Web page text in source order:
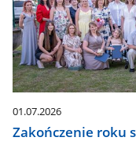
01.07.2026
Zakończenie roku